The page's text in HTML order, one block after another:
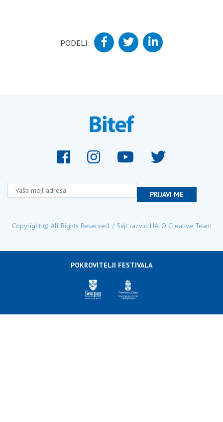
PODELI:
Vaša mejl adresa:
PRIJAVI ME
Copyright © All Rights Reserved. / Sajt razvio HALO Creative Team
POKROVITELJI FESTIVALA